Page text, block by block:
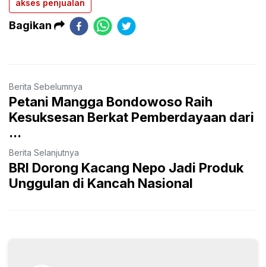
akses penjualan
Bagikan
Berita Sebelumnya
Petani Mangga Bondowoso Raih
Kesuksesan Berkat Pemberdayaan dari
...
Berita Selanjutnya
BRI Dorong Kacang Nepo Jadi Produk
Unggulan di Kancah Nasional